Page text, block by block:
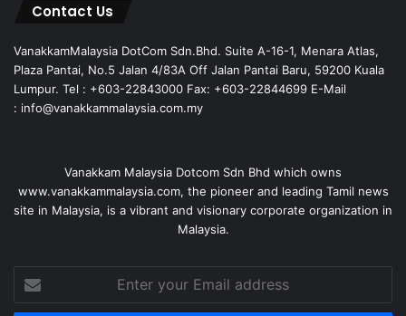
Contact Us
VanakkamMalaysia DotCom Sdn.Bhd. Suite A-16-1, Menara Atlas,
Plaza Pantai, No.5 Jalan 4/83A Off Jalan Pantai Baru, 59200 Kuala
Lumpur. Tel : +603-22843000 Fax: +603-22844699 E-Mail
: info@vanakkammalaysia.com.my
Vanakkam Malaysia Dotcom Sdn Bhd which owns
www.vanakkammalaysia.com, the pioneer and leading Tamil news
site in Malaysia, is a vibrant and visionary corporate organization in
Malaysia.
your
Email